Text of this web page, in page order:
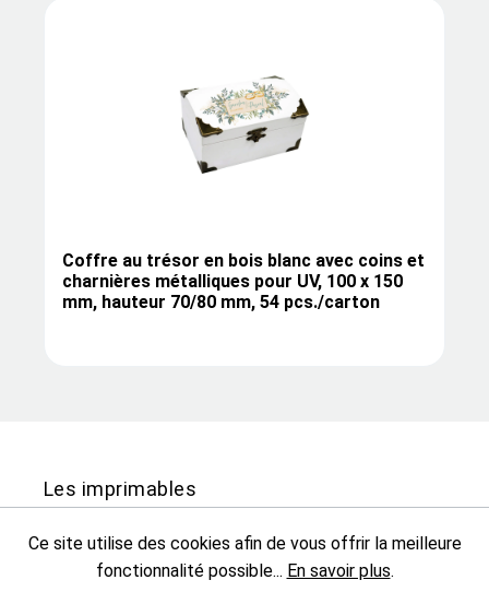
Coffre au trésor en bois blanc avec coins et
charnières métalliques pour UV, 100 x 150
mm, hauteur 70/80 mm, 54 pcs./carton
Les imprimables
Ce site utilise des cookies afin de vous offrir la meilleure
fonctionnalité possible... En savoir plus.